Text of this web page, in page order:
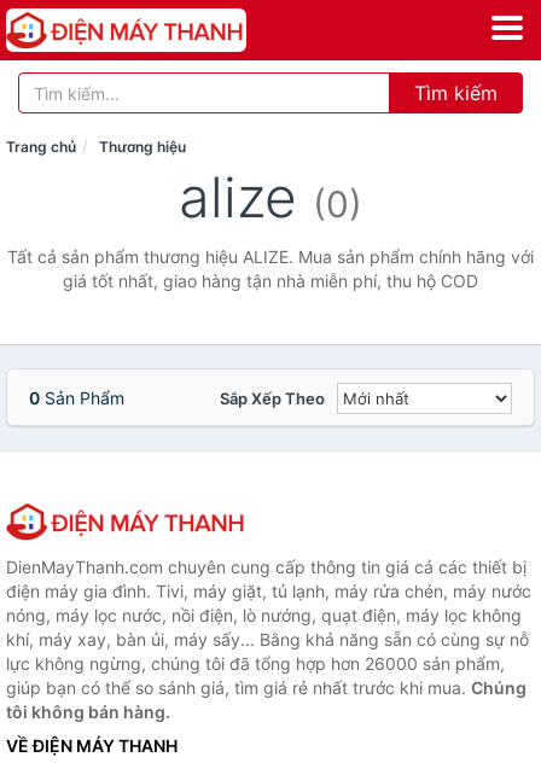
Tìm kiếm
Trang chủ Thương hiệu
alize (0)
Tất cả sản phẩm thương hiệu ALIZE. Mua sản phẩm chính hãng với
giá tốt nhất, giao hàng tận nhà miễn phí, thu hộ COD
0 Sản Phẩm Sắp Xếp Theo
DienMayThanh.com chuyên cung cấp thông tin giá cả các thiết bị
điện máy gia đình. Tivi, máy giặt, tủ lạnh, máy rửa chén, máy nước
nóng, máy lọc nước, nồi điện, lò nướng, quạt điện, máy lọc không
khí, máy xay, bàn ủi, máy sấy... Bằng khả năng sẵn có cùng sự nỗ
lực không ngừng, chúng tôi đã tổng hợp hơn 26000 sản phẩm,
giúp bạn có thể so sánh giá, tìm giá rẻ nhất trước khi mua. Chúng
tôi không bán hàng.
VỀ ĐIỆN MÁY THANH